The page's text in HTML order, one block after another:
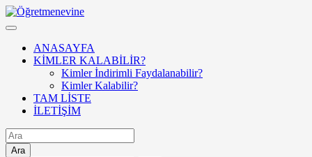
ANASAYFA
KİMLER KALABİLİR?
Kimler İndirimli Faydalanabilir?
Kimler Kalabilir?
TAM LİSTE
İLETİŞİM
Ara